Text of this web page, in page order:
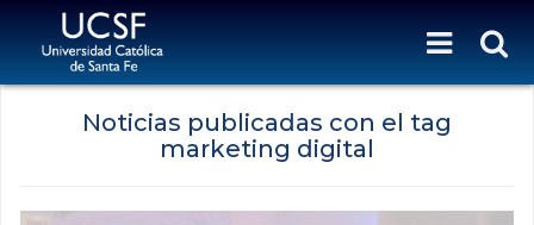
Noticias publicadas con el tag
marketing digital